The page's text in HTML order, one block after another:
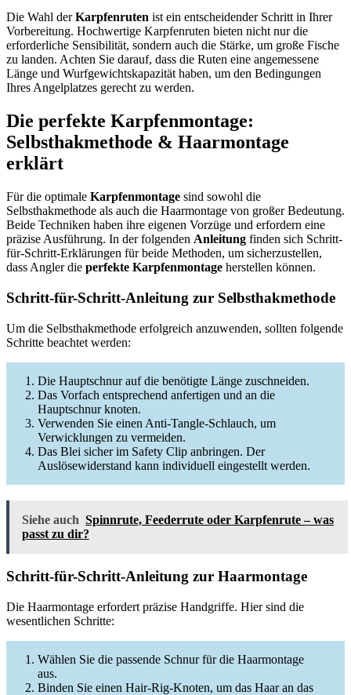
Die Wahl derKarpfenruten ist ein entscheidender Schritt in Ihrer
Vorbereitung. Hochwertige Karpfenruten bieten nicht nur die
erforderliche Sensibilität, sondern auch die Stärke, um große Fische
zu landen. Achten Sie darauf, dass die Ruten eine angemessene
Länge und Wurfgewichtskapazität haben, um den Bedingungen
Ihres Angelplatzes gerecht zu werden.
Die perfekte Karpfenmontage:
Selbsthakmethode & Haarmontage
erklärt
Für die optimale Karpfenmontage sind sowohl die
Selbsthakmethode als auch die Haarmontage von großer Bedeutung.
Beide Techniken haben ihre eigenen Vorzüge und erfordern eine
präzise Ausführung. In der folgenden Anleitung finden sich Schritt-
für-Schritt-Erklärungen für beide Methoden, um sicherzustellen,
dass Angler die perfekte Karpfenmontage herstellen können.
Schritt-für-Schritt-Anleitung zur Selbsthakmethode
Um die Selbsthakmethode erfolgreich anzuwenden, sollten folgende
Schritte beachtet werden:
Die Hauptschnur auf die benötigte Länge zuschneiden.
Das Vorfach entsprechend anfertigen und an die
Hauptschnur knoten.
Verwenden Sie einen Anti-Tangle-Schlauch, um
Verwicklungen zu vermeiden.
Das Blei sicher im Safety Clip anbringen. Der
Auslösewiderstand kann individuell eingestellt werden.
Siehe auch Spinnrute, Feederrute oder Karpfenrute – was
passt zu dir?
Schritt-für-Schritt-Anleitung zur Haarmontage
Die Haarmontage erfordert präzise Handgriffe. Hier sind die
wesentlichen Schritte:
Wählen Sie die passende Schnur für die Haarmontage
aus.
Binden Sie einen Hair-Rig-Knoten, um das Haar an das